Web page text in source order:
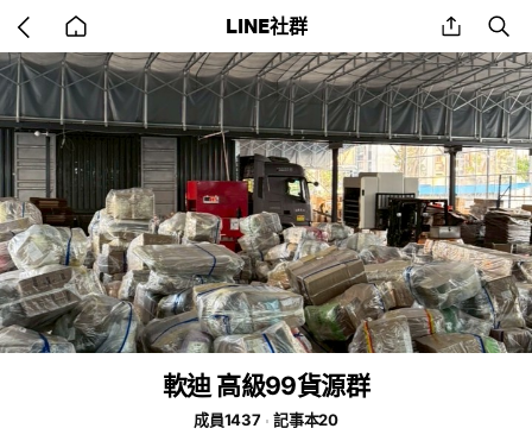
back
to
home
LINE社群 share
軟迪 高級99貨源群
成員1437
記事本20